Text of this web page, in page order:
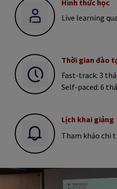
Thời gian đào
Fast-track: 3
Self-paced: 6
Lịch khai giảng
Tham khảo chi
Hình thức học
Live learning